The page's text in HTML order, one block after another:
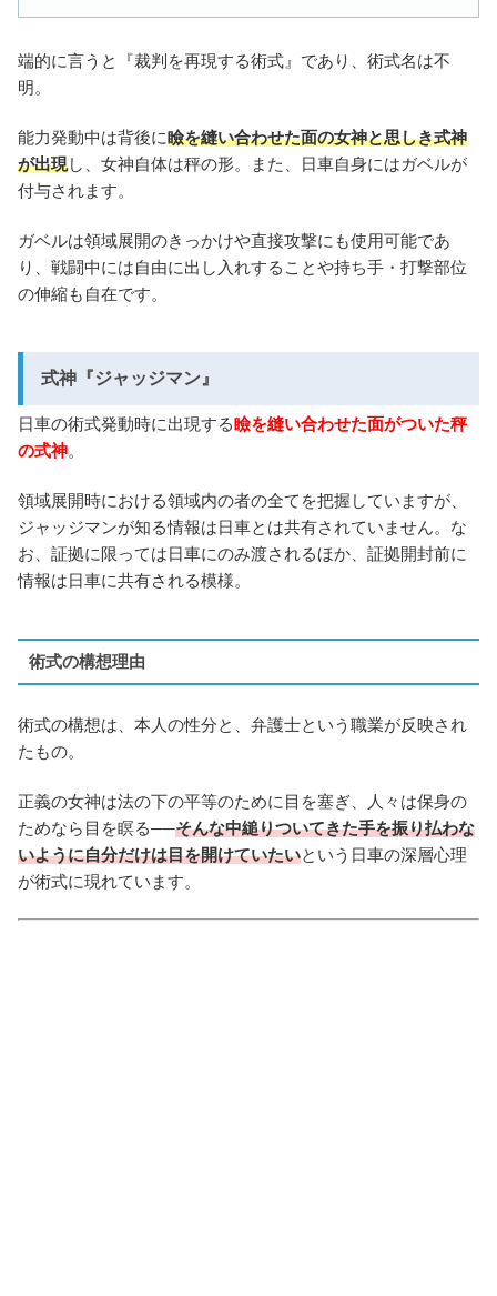
端的に言うと『裁判を再現する術式』であり、術式名は不
明。
能力発動中は背後に瞼を縫い合わせた面の女神と思しき式神
が出現し、女神自体は秤の形。また、日車自身にはガベルが
付与されます。
ガベルは領域展開のきっかけや直接攻撃にも使用可能であ
り、戦闘中には自由に出し入れすることや持ち手・打撃部位
の伸縮も自在です。
式神『ジャッジマン』
日車の術式発動時に出現する瞼を縫い合わせた面がついた秤
の式神。
領域展開時における領域内の者の全てを把握していますが、
ジャッジマンが知る情報は日車とは共有されていません。な
お、証拠に限っては日車にのみ渡されるほか、証拠開封前に
情報は日車に共有される模様。
術式の構想理由
術式の構想は、本人の性分と、弁護士という職業が反映され
たもの。
正義の女神は法の下の平等のために目を塞ぎ、人々は保身の
ためなら目を瞑る──そんな中縋りついてきた手を振り払わな
いように自分だけは目を開けていたいという日車の深層心理
が術式に現れています。